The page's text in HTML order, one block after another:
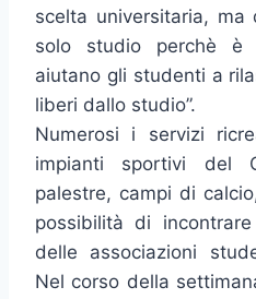
scelta universitaria, ma
solo studio perchè
aiutano gli studenti a
liberi dallo studio”.
Numerosi i servizi
impianti sportivi del
palestre, campi di
possibilità di
delle associazioni
Nel corso della